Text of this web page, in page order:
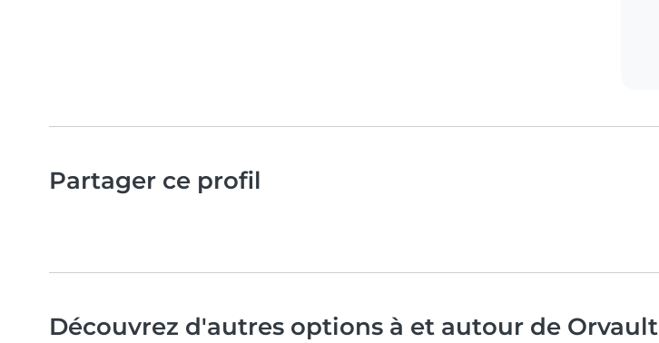
Partager ce profil
Découvrez d'autres options à et autour de Orvault